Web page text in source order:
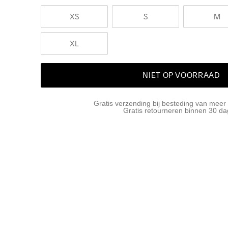
XS S M
XL
NIET OP VOORRAAD
Gratis verzending bij besteding van meer
Gratis retourneren binnen 30